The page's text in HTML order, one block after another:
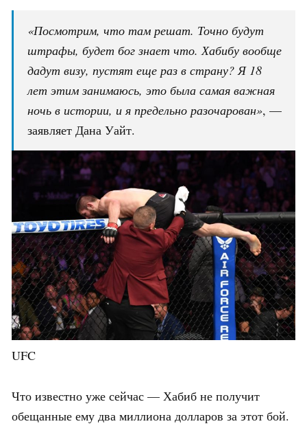
«Посмотрим, что там решат. Точно будут
штрафы, будет бог знает что. Хабибу вообще
дадут визу, пустят еще раз в страну? Я 18
лет этим занимаюсь, это была самая важная
ночь в истории, и я предельно разочарован», —
заявляет Дана Уайт.
UFC
Что известно уже сейчас — Хабиб не получит
обещанные ему два миллиона долларов за этот бой.